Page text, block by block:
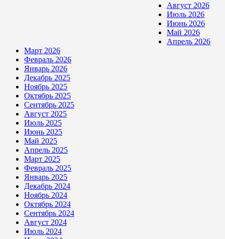
Август 2026
Июль 2026
Июнь 2026
Май 2026
Апрель 2026
Март 2026
Февраль 2026
Январь 2026
Декабрь 2025
Ноябрь 2025
Октябрь 2025
Сентябрь 2025
Август 2025
Июль 2025
Июнь 2025
Май 2025
Апрель 2025
Март 2025
Февраль 2025
Январь 2025
Декабрь 2024
Ноябрь 2024
Октябрь 2024
Сентябрь 2024
Август 2024
Июль 2024